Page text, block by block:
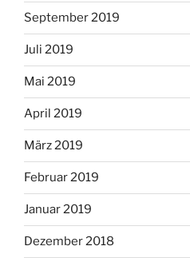
September 2019
Juli 2019
Mai 2019
April 2019
März 2019
Februar 2019
Januar 2019
Dezember 2018